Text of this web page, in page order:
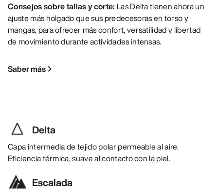
Consejos sobre tallas y corte: Las Delta tienen ahora un
ajuste más holgado que sus predecesoras en torso y
mangas, para ofrecer más confort, versatilidad y libertad
de movimiento durante actividades intensas.
Saber más
Delta
Capa intermedia de tejido polar permeable al aire.
Eficiencia térmica, suave al contacto con la piel.
Escalada